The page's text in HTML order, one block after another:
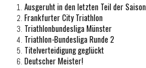
Ausgeruht in den letzten Teil der Saison
Frankfurter City Triathlon
Triathlonbundesliga Münster
Triathlon-Bundesliga Runde 2
Titelverteidigung geglückt
Deutscher Meister!